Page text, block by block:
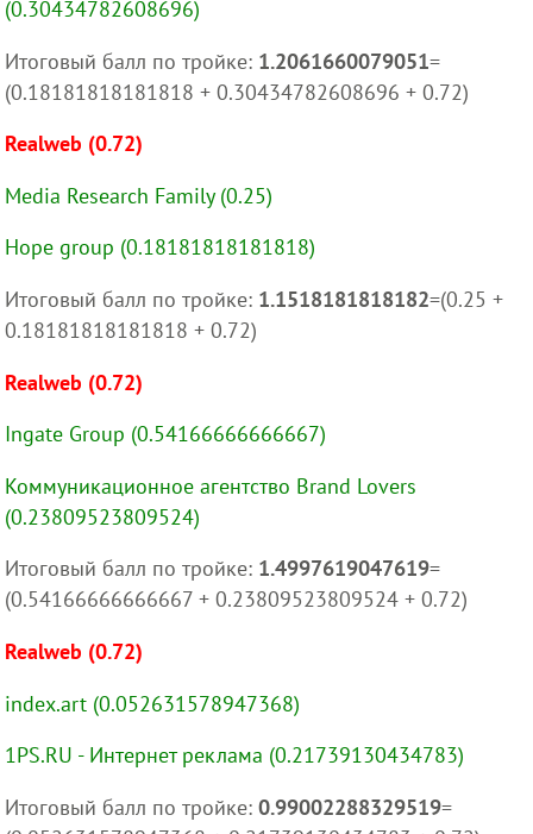
(0.30434782608696)
Итоговый балл по тройке: 1.2061660079051=
(0.18181818181818 + 0.30434782608696 + 0.72)
Realweb (0.72)
Media Research Family (0.25)
Hope group (0.18181818181818)
Итоговый балл по тройке: 1.1518181818182=(0.25 +
0.18181818181818 + 0.72)
Realweb (0.72)
Ingate Group (0.54166666666667)
Коммуникационное агентство Brand Lovers
(0.23809523809524)
Итоговый балл по тройке: 1.4997619047619=
(0.54166666666667 + 0.23809523809524 + 0.72)
Realweb (0.72)
index.art (0.052631578947368)
1PS.RU - Интернет реклама (0.21739130434783)
Итоговый балл по тройке: 0.99002288329519=